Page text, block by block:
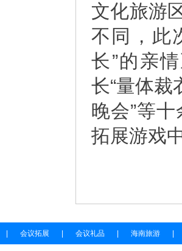
文化旅游
不同，此
长”的亲
长“量体裁
晚会”等
拓展游戏
会议拓展 会议礼品 海南旅游